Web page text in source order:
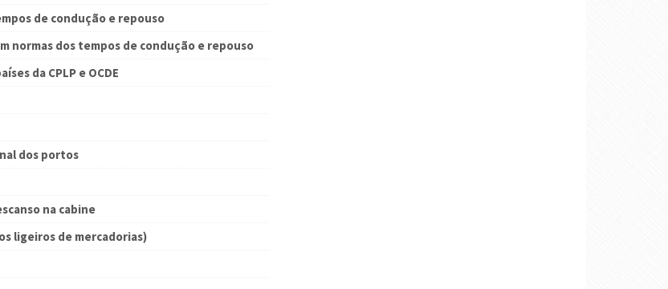
de condução e repouso
normas dos tempos de condução e repouso
da CPLP e OCDE
dos portos
na cabine
ligeiros de mercadorias)